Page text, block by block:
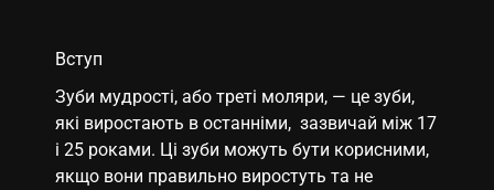
Вступ
Зуби мудрості, або треті моляри, — це зуби,
які виростають в останніми, зазвичай між 17
і 25 роками. Ці зуби можуть бути корисними,
якщо вони правильно виростуть та не